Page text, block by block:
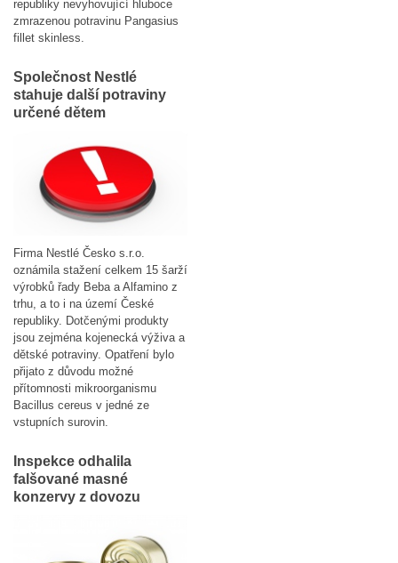
republiky nevyhovující hluboce
zmrazenou potravinu Pangasius
fillet skinless.
Společnost Nestlé
stahuje další potraviny
určené dětem
Firma Nestlé Česko s.r.o.
oznámila stažení celkem 15 šarží
výrobků řady Beba a Alfamino z
trhu, a to i na území České
republiky. Dotčenými produkty
jsou zejména kojenecká výživa a
dětské potraviny. Opatření bylo
přijato z důvodu možné
přítomnosti mikroorganismu
Bacillus cereus v jedné ze
vstupních surovin.
Inspekce odhalila
falšované masné
konzervy z dovozu